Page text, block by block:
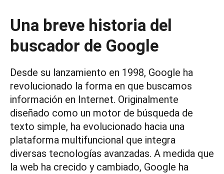
Una breve historia del
buscador de Google
Desde su lanzamiento en 1998, Google ha
revolucionado la forma en que buscamos
información en Internet. Originalmente
diseñado como un motor de búsqueda de
texto simple, ha evolucionado hacia una
plataforma multifuncional que integra
diversas tecnologías avanzadas. A medida que
la web ha crecido y cambiado, Google ha